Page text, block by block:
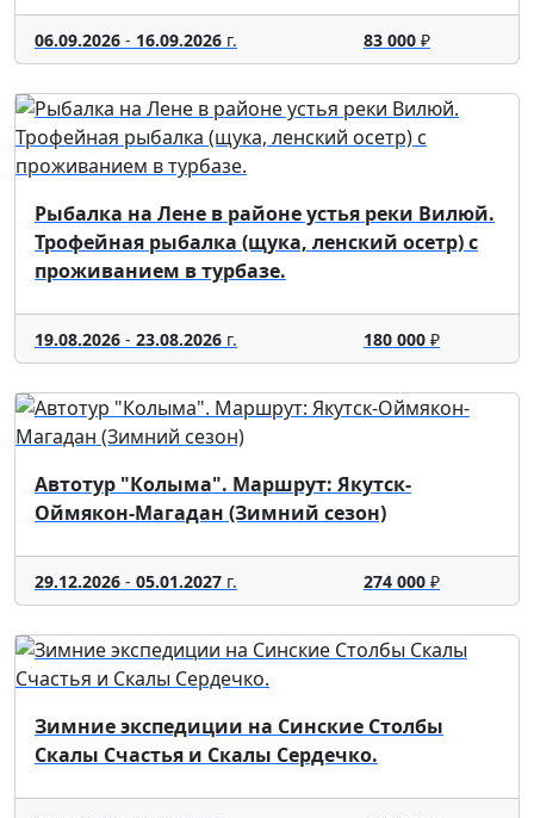
06.09.2026 - 16.09.2026 г. 83 000₽
Рыбалка на Лене в районе устья реки Вилюй.
Трофейная рыбалка (щука, ленский осетр) с
проживанием в турбазе.
19.08.2026 - 23.08.2026 г. 180 000₽
Автотур "Колыма". Маршрут: Якутск-
Оймякон-Магадан (Зимний сезон)
29.12.2026 - 05.01.2027 г. 274 000₽
Зимние экспедиции на Синские Столбы
Скалы Счастья и Скалы Сердечко.